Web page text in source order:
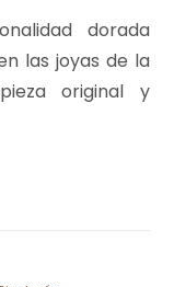
dorada
las joyas de la
original y